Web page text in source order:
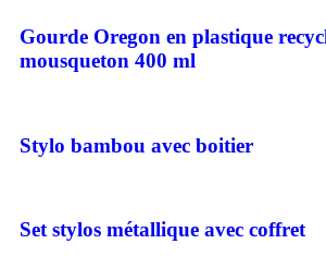
Gourde Oregon en plastique
mousqueton 400 ml
Stylo bambou avec boitier
Set stylos métallique avec coffret